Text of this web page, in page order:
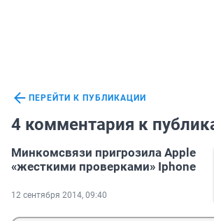
ПЕРЕЙТИ К ПУБЛИКАЦИИ
4 комментария к
Минкомсвязи пригрозила Apple
«жесткими проверками» Iphone
12 сентября 2014, 09:40